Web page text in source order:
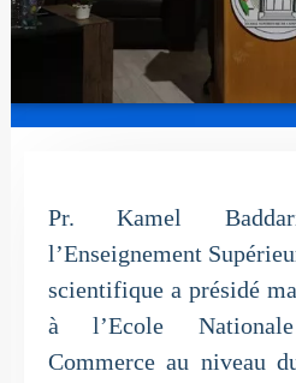
Pr. Kamel
l’Enseignement
scientifique a présidé
à l’Ecole
Commerce au niveau